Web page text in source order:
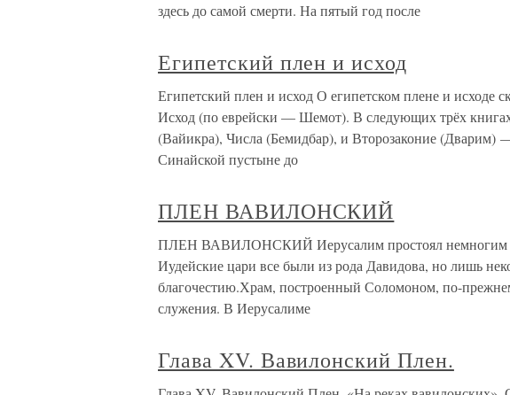
здесь до самой смерти. На пятый год после
Египетский плен и исход
Египетский плен и исход О египетском плене и исходе
Исход (по еврейски — Шемот). В следующих трёх
(Вайикра), Числа (Бемидбар), и Второзаконие (Дварим) —
Синайской пустыне до
ПЛЕН ВАВИЛОНСКИЙ
ПЛЕН ВАВИЛОНСКИЙ Иерусалим простоял немногим
Иудейские цари все были из рода Давидова, но лишь
благочестию.Храм, построенный Соломоном, по-
служения. В Иерусалиме
Глава XV. Вавилонский Плен.